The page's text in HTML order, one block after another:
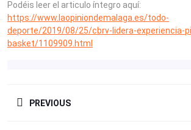
Podéis leer el articulo íntegro aquí:
https://www.laopiniondemalaga.es/todo-
deporte/2019/08/25/cbrv-lidera-experiencia-
basket/1109909.html
DEPREVIOUS